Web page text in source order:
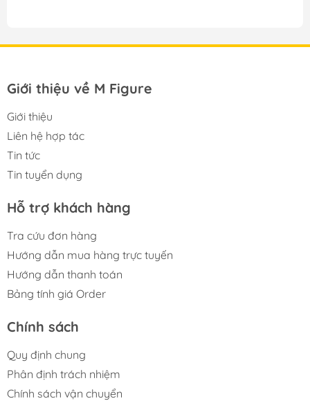
Giới thiệu về M Figure
Giới thiệu
Liên hệ hợp tác
Tin tức
Tin tuyển dụng
Hỗ trợ khách hàng
Tra cứu đơn hàng
Hướng dẫn mua hàng trực tuyến
Hướng dẫn thanh toán
Bảng tính giá Order
Chính sách
Quy định chung
Phân định trách nhiệm
Chính sách vận chuyển